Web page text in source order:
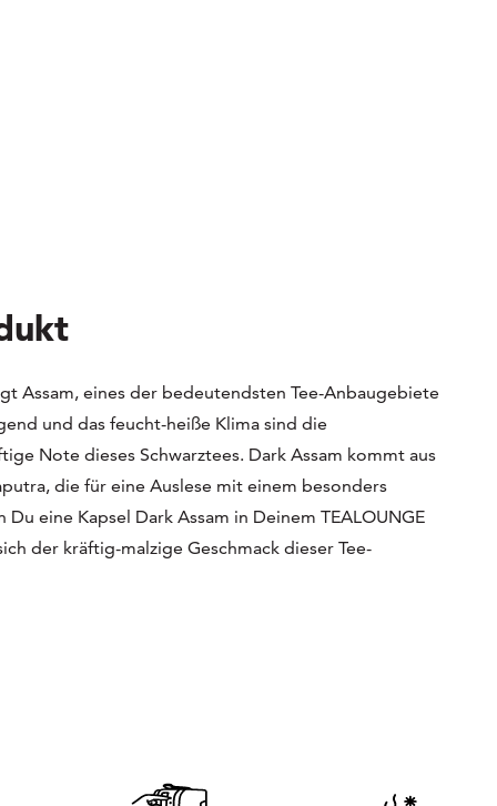
Assam, eines der bedeutendsten Tee-Anbaugebiete
und das feucht-heiße Klima sind die
Note dieses Schwarztees. Dark Assam kommt aus
die für eine Auslese mit einem besonders
eine Kapsel Dark Assam in Deinem TEALOUNGE
der kräftig-malzige Geschmack dieser Tee-